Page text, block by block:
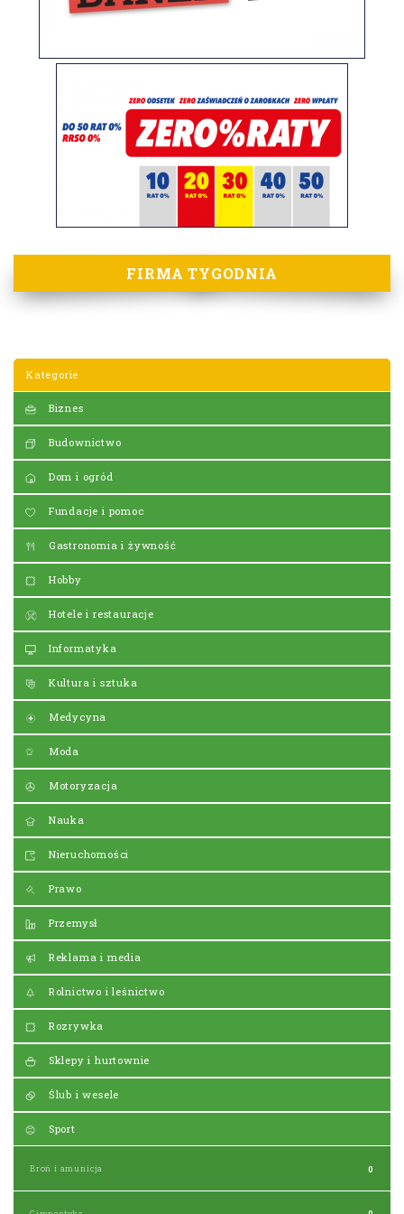
FIRMA TYGODNIA
Kategorie
Biznes
Budownictwo
Dom i ogród
Fundacje i pomoc
Gastronomia i żywność
Hobby
Hotele i restauracje
Informatyka
Kultura i sztuka
Medycyna
Moda
Motoryzacja
Nauka
Nieruchomości
Prawo
Przemysł
Reklama i media
Rolnictwo i leśnictwo
Rozrywka
Sklepy i hurtownie
Ślub i wesele
Sport
Broń i amunicja 0